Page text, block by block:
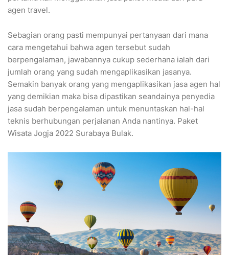
agen travel.
Sebagian orang pasti mempunyai pertanyaan dari mana
cara mengetahui bahwa agen tersebut sudah
berpengalaman, jawabannya cukup sederhana ialah dari
jumlah orang yang sudah mengaplikasikan jasanya.
Semakin banyak orang yang mengaplikasikan jasa agen hal
yang demikian maka bisa dipastikan seandainya penyedia
jasa sudah berpengalaman untuk menuntaskan hal-hal
teknis berhubungan perjalanan Anda nantinya. Paket
Wisata Jogja 2022 Surabaya Bulak.